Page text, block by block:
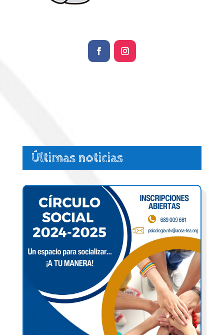
Últimas noticias